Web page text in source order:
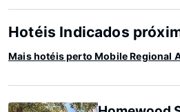
Hotéis Indicados
Mais hotéis perto Mobile Regional